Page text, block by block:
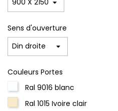
Sens d'ouverture
Couleurs Portes
Ral 9016 blanc
Ral 1015 Ivoire clair